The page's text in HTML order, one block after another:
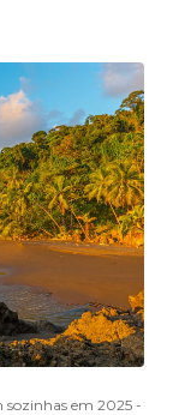
sozinhas em 2025 -